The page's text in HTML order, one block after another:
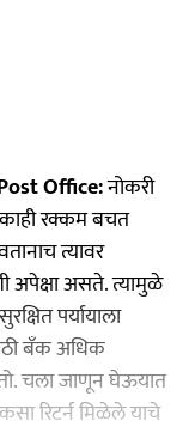
Office:नोकरी
रक्कम बचत
त्यावर
अपेक्षा असते. त्यामुळे
पर्यायाला
बँक अधिक
चला जाणून घेऊयात
रिटर्न मिळेले याचे